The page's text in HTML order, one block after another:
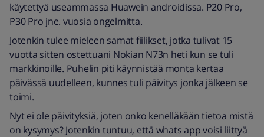
käytettyä useammassa Huawein androidissa. P20 Pro,
P30 Pro jne. vuosia ongelmitta.
Jotenkin tulee mieleen samat fiilikset, jotka tulivat 15
vuotta sitten ostettuani Nokian N73n heti kun se tuli
markkinoille. Puhelin piti käynnistää monta kertaa
päivässä uudelleen, kunnes tuli päivitys jonka jälkeen se
toimi.
Nyt ei ole päivityksiä, joten onko kenelläkään tietoa mistä
on kysymys? Jotenkin tuntuu, että whats app voisi liittyä